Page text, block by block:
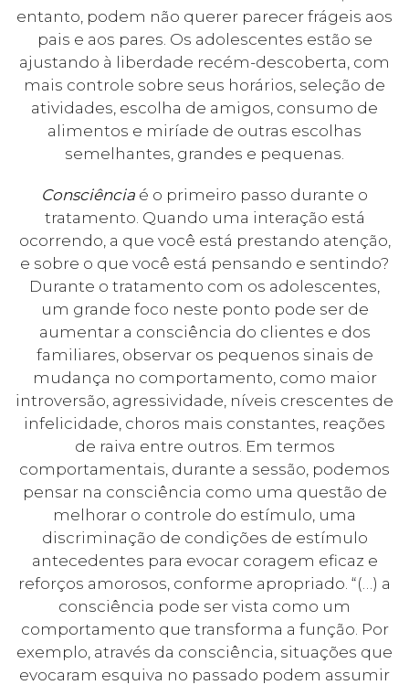
entanto, podem não querer parecer frágeis aos
pais e aos pares. Os adolescentes estão se
ajustando à liberdade recém-descoberta, com
mais controle sobre seus horários, seleção de
atividades, escolha de amigos, consumo de
alimentos e miríade de outras escolhas
semelhantes, grandes e pequenas.
Consciência é o primeiro passo durante o
tratamento. Quando uma interação está
ocorrendo, a que você está prestando atenção,
e sobre o que você está pensando e sentindo?
Durante o tratamento com os adolescentes,
um grande foco neste ponto pode ser de
aumentar a consciência do clientes e dos
familiares, observar os pequenos sinais de
mudança no comportamento, como maior
introversão, agressividade, níveis crescentes de
infelicidade, choros mais constantes, reações
de raiva entre outros. Em termos
comportamentais, durante a sessão, podemos
pensar na consciência como uma questão de
melhorar o controle do estímulo, uma
discriminação de condições de estímulo
antecedentes para evocar coragem eficaz e
reforços amorosos, conforme apropriado. “(…) a
consciência pode ser vista como um
comportamento que transforma a função. Por
exemplo, através da consciência, situações que
evocaram esquiva no passado podem assumir